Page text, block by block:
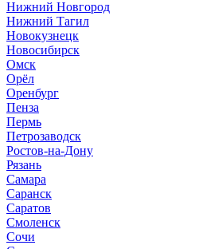
Нижний Новгород
Нижний Тагил
Новокузнецк
Новосибирск
Омск
Орёл
Оренбург
Пенза
Пермь
Петрозаводск
Ростов-на-Дону
Рязань
Самара
Саранск
Саратов
Смоленск
Сочи